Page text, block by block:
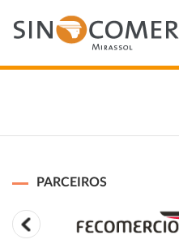
PARCEIROS